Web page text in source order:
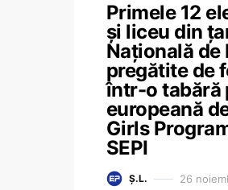
Primele 12
și liceu din
Națională
pregătite de
într-o tabără
europeană
Girls
SEPI
Ș.L. 26